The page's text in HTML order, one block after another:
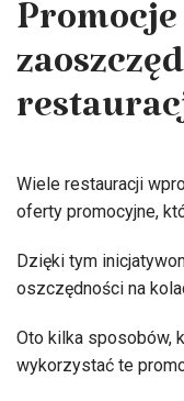
Wiele restauracji
oferty promocyjne,
Dzięki tym
oszczędności na
Oto kilka sposobów,
wykorzystać te